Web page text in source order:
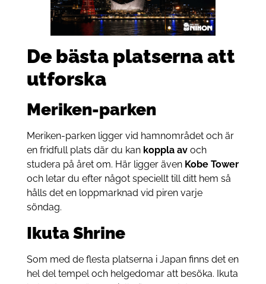
De bästa platserna att
utforska
Meriken-parken
Meriken-parken ligger vid hamnområdet och är
en fridfull plats där du kankoppla avoch
studera på året om. Här ligger även Kobe Tower
och letar du efter något speciellt till ditt hem så
hålls det en loppmarknad vid piren varje
söndag.
Ikuta Shrine
Som med de flesta platserna i Japan finns det en
hel del tempel och helgedomar att besöka. Ikuta